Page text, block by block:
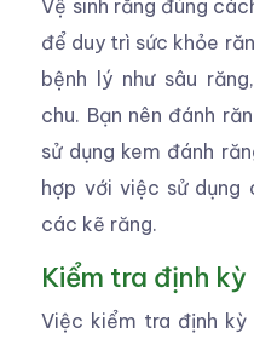
Vệ sinh răng đúng
để duy trì sức khỏe
bệnh lý như sâu
chu. Bạn nên đánh
sử dụng kem đánh
hợp với việc sử dụng
các kẽ răng.
Kiểm tra định kỳ
Việc kiểm tra định